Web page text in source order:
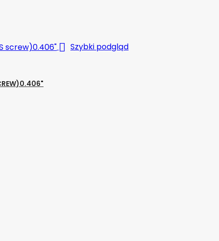
 Szybki podgląd